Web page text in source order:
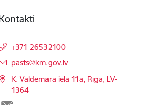
+371 26532100
E-pasts:
pasts@km.gov.lv
K. Valdemāra iela 11a, Rīga, LV-
1364